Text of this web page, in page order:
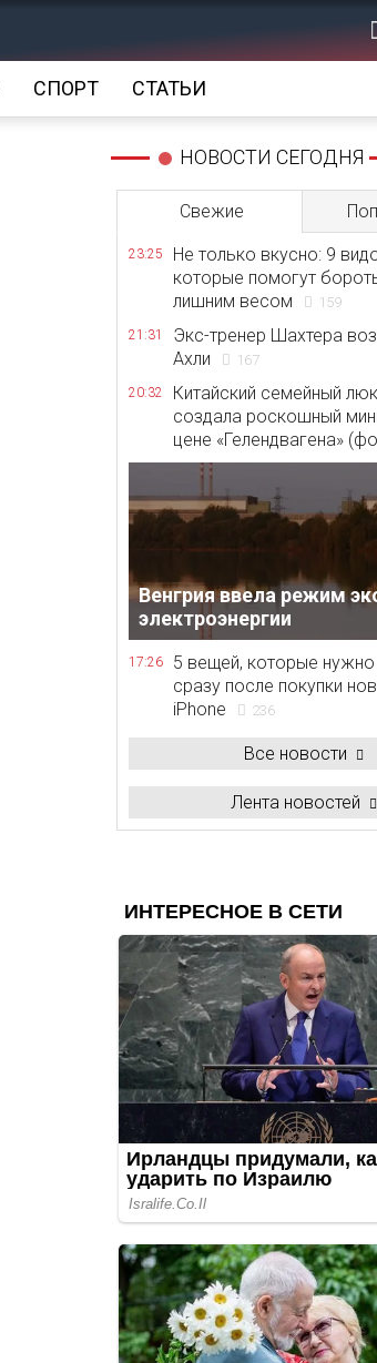
СПОРТ СТАТЬИ
НОВОСТИ СЕГОДНЯ
Свежие
23:25
Не только вкусно: 9
которые помогут
лишним весом
159
21:31
Экс-тренер Шахтера
Ахли
167
20:32
Китайский семейный
создала роскошный
цене «Гелендвагена»
Венгрия ввела режим
электроэнергии
17:26
5 вещей, которые нужно
сразу после покупки
iPhone
236
Все новости
Лента новостей